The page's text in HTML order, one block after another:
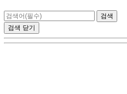
검색 닫기